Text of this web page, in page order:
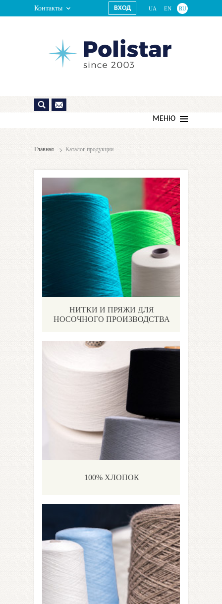
Контакты UA EN RU
ВХОД
МЕНЮ
Главная Каталог продукции
НИТКИ И ПРЯЖИ ДЛЯ
НОСОЧНОГО ПРОИЗВОДСТВА
100% ХЛОПОК